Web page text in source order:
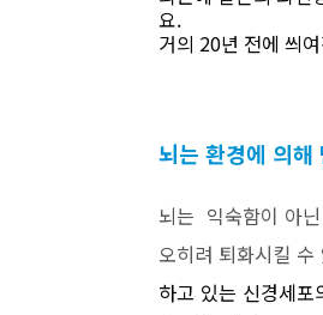
요.
거의 20년 전에 씌
뇌는 환경에 의해
뇌는 익숙함이 아
오히려 퇴화시킬 수
하고 있는 신경세